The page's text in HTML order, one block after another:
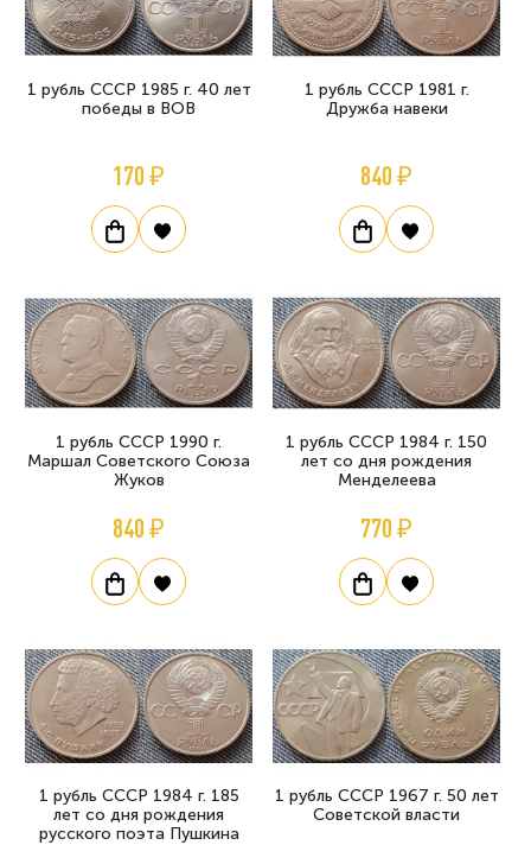
1 рубль СССР 1985 г. 40 лет
победы в ВОВ
170 ₽
1 рубль СССР 1981 г.
Дружба навеки
840 ₽
1 рубль СССР 1990 г.
Маршал Советского Союза
Жуков
840 ₽
1 рубль СССР 1984 г. 150
лет со дня рождения
Менделеева
770 ₽
1 рубль СССР 1984 г. 185
лет со дня рождения
русского поэта Пушкина
1 рубль СССР 1967 г. 50 лет
Советской власти